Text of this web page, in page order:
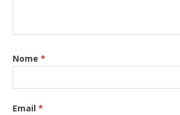
Nome*
Email*